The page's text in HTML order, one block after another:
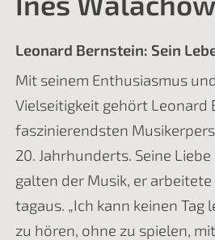
Leonard Bernstein: Sein
Mit seinem Enthusiasmus
Vielseitigkeit gehört Leonard
faszinierendsten
20. Jahrhunderts. Seine
galten der Musik, er
tagaus. „Ich kann keinen Tag
zu hören, ohne zu spielen,